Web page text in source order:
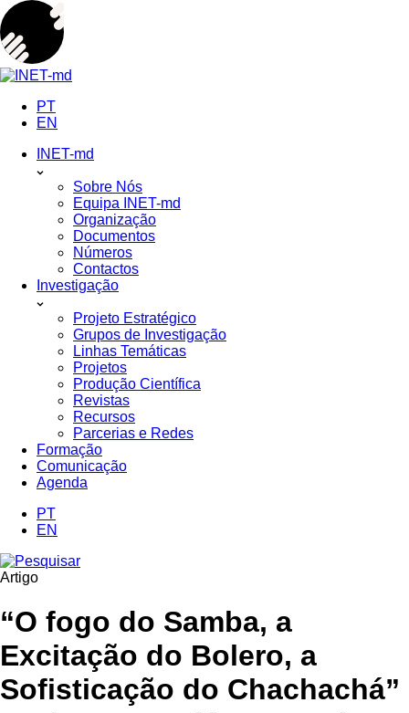
Skip
to
content
PT
EN
INET-md
Sobre Nós
Equipa INET-md
Organização
Documentos
Números
Contactos
Investigação
Projeto Estratégico
Grupos de Investigação
Linhas Temáticas
Projetos
Produção Científica
Revistas
Recursos
Parcerias e Redes
Formação
Comunicação
Agenda
PT
EN
Artigo
“O fogo do Samba, a
Excitação do Bolero, a
Sofisticação do Chachachá”